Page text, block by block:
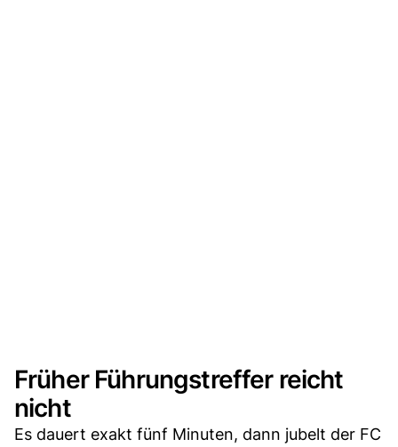
Früher Führungstreffer reicht
nicht
Es dauert exakt fünf Minuten, dann jubelt der FC